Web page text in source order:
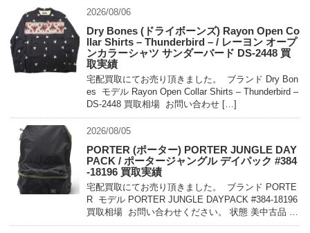
2026/08/06
Dry Bones (ドライボーンズ) Rayon Open Co
llar Shirts – Thunderbird – / レーヨン オープ
ンカラーシャツ サンダーバード DS-2448 買
取実績
宅配買取にてお売り頂きました。 ブランド Dry Bon
es モデル Rayon Open Collar Shirts – Thunderbird –
DS-2448 買取相場 お問い合わせ […]
2026/08/05
PORTER (ポーター) PORTER JUNGLE DAY
PACK / ポータージャングル デイパック #384
-18196 買取実績
宅配買取にてお売り頂きました。 ブランド PORTE
R モデル PORTER JUNGLE DAYPACK #384-18196
買取相場 お問い合わせください。 状態 美中古品 軽
量でコンパクトに持ち運べるパッカ […]